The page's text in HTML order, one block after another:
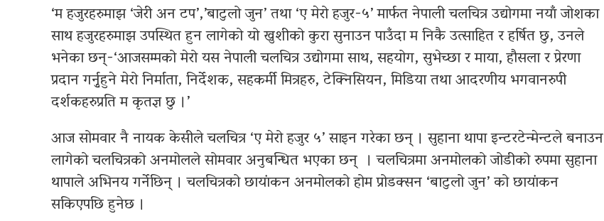
‘म हजुरहरुमाझ ‘जेरी अन टप’,’बाटुलो जुन’ तथा ‘ए मेरो हजुर-५’ मार्फत नेपाली चलचित्र उद्योगमा नयाँ जोशका
साथ हजुरहरुमाझ उपस्थित हुन लागेको यो खुशीको कुरा सुनाउन पाउँदा म निकै उत्साहित र हर्षित छु, उनले
भनेका छन्-‘आजसम्मको मेरो यस नेपाली चलचित्र उद्योगमा साथ, सहयोग, सुभेच्छा र माया, हौसला र प्रेरणा
प्रदान गर्नुृहुने मेरो निर्माता, निर्देशक, सहकर्मी मित्रहरु, टेक्निसियन, मिडिया तथा आदरणीय भगवानरुपी
दर्शकहरुप्रति म कृतज्ञ छु ।’
आज सोमवार नै नायक केसीले चलचित्र ‘ए मेरो हजुर ५’ साइन गरेका छन् । सुहाना थापा इन्टरटेन्मेन्टले बनाउन
लागेको चलचित्रको अनमोलले सोमवार अनुबन्धित भएका छन् । चलचित्रमा अनमोलको जोडीको रुपमा सुहाना
थापाले अभिनय गर्नेछिन् । चलचित्रको छायांकन अनमोलको होम प्रोडक्सन ‘बाटुलो जुन’ को छायांकन
सकिएपछि हुनेछ ।